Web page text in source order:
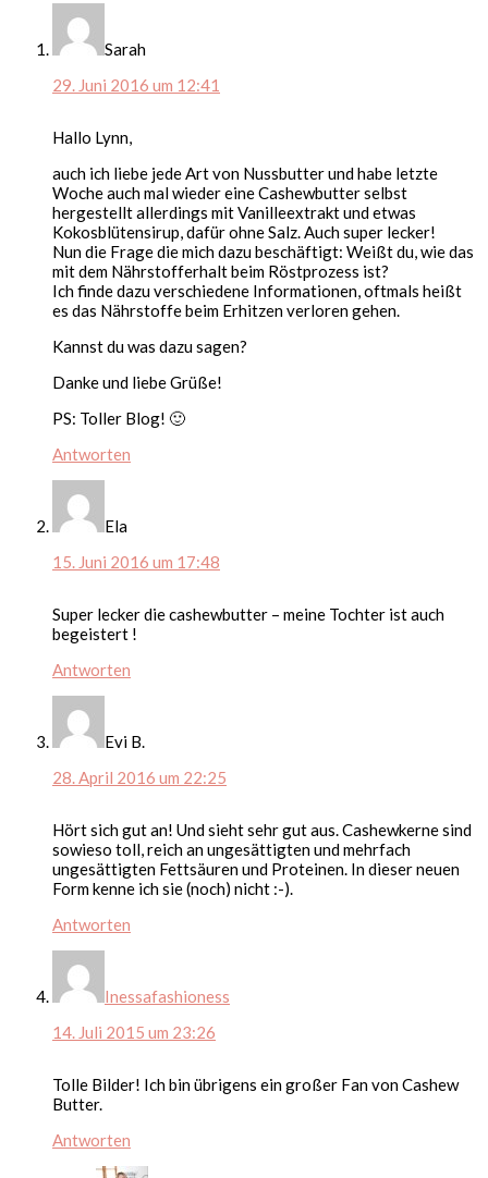
Sarah
29. Juni 2016 um 12:41
Hallo Lynn,
auch ich liebe jede Art von Nussbutter und habe letzte
Woche auch mal wieder eine Cashewbutter selbst
hergestellt allerdings mit Vanilleextrakt und etwas
Kokosblütensirup, dafür ohne Salz. Auch super lecker!
Nun die Frage die mich dazu beschäftigt: Weißt du, wie das
mit dem Nährstofferhalt beim Röstprozess ist?
Ich finde dazu verschiedene Informationen, oftmals heißt
es das Nährstoffe beim Erhitzen verloren gehen.
Kannst du was dazu sagen?
Danke und liebe Grüße!
PS: Toller Blog! 🙂
Antworten
Ela
15. Juni 2016 um 17:48
Super lecker die cashewbutter – meine Tochter ist auch
begeistert !
Antworten
Evi B.
28. April 2016 um 22:25
Hört sich gut an! Und sieht sehr gut aus. Cashewkerne sind
sowieso toll, reich an ungesättigten und mehrfach
ungesättigten Fettsäuren und Proteinen. In dieser neuen
Form kenne ich sie (noch) nicht :-).
Antworten
Inessafashioness
14. Juli 2015 um 23:26
Tolle Bilder! Ich bin übrigens ein großer Fan von Cashew
Butter.
Antworten